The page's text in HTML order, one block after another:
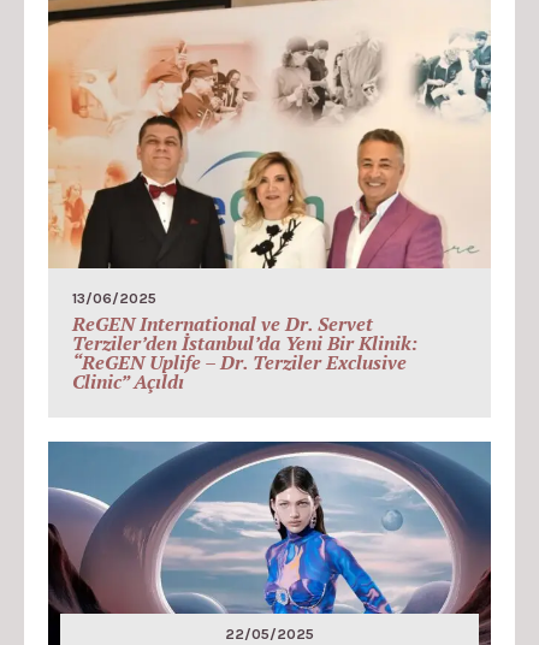
13/06/2025
ReGEN International ve Dr. Servet
Terziler’den İstanbul’da Yeni Bir Klinik:
“ReGEN Uplife – Dr. Terziler Exclusive
Clinic” Açıldı
22/05/2025